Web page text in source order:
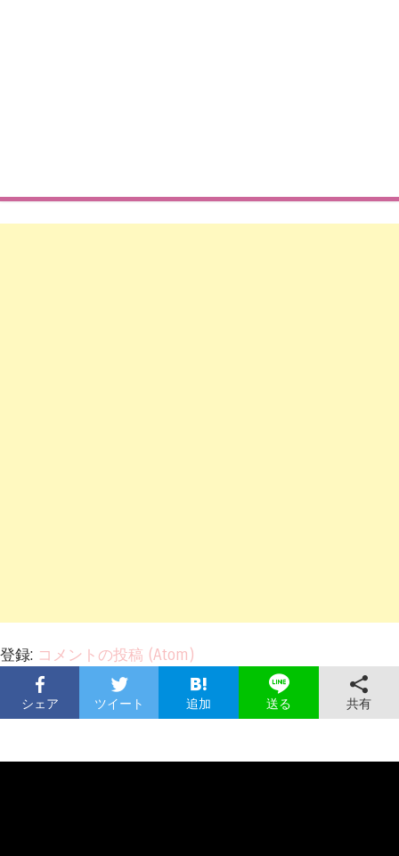
登録: コメントの投稿 (Atom)
シェア ツイート 追加 送る 共有